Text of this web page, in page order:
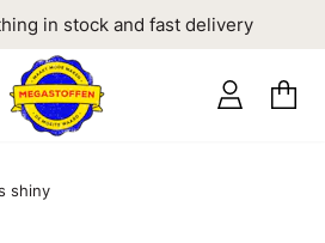
in stock and fast delivery
shiny